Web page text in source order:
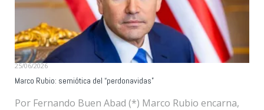
25/06/2026
Marco Rubio: semiótica del “perdonavidas”
Por Fernando Buen Abad (*) Marco Rubio encarna,